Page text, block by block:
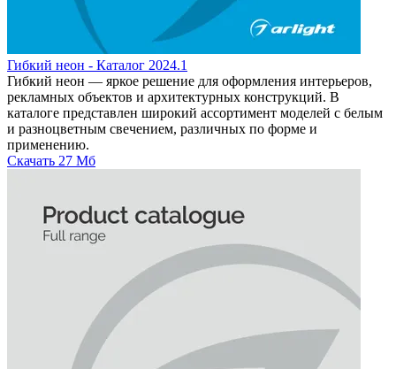
Гибкий неон - Каталог 2024.1
Гибкий неон — яркое решение для оформления интерьеров,
рекламных объектов и архитектурных конструкций. В
каталоге представлен широкий ассортимент моделей с белым
и разноцветным свечением, различных по форме и
применению.
Скачать 27 Мб